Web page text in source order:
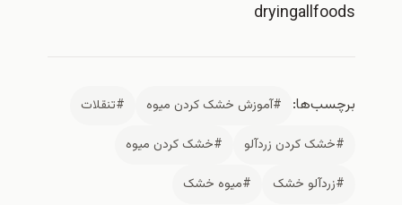
dryingallfoods
برچسب‌ها: #آموزش خشک کردن میوه
#تنقلات
#خشک کردن زردآلو
#خشک کردن میوه
#زردآلو خشک
#میوه خشک